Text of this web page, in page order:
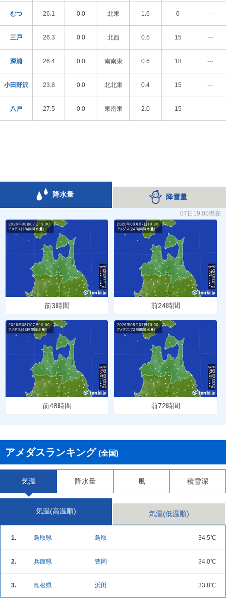
むつ 26.1 0.0 北東 1.6 0 ---
三戸 26.3 0.0 北西 0.5 15 ---
深浦 26.4 0.0 南南東 0.6 18 ---
小田野沢 23.8 0.0 北北東 0.4 15 ---
八戸 27.5 0.0 東南東 2.0 15 ---
降水量 降雪量
07日19:00現在
前3時間 前24時間
前48時間 前72時間
アメダスランキング (全国)
気温 降水量 風 積雪深
気温(高温順) 気温(低温順)
1. 鳥取県 鳥取 34.5℃
2. 兵庫県 豊岡 34.0℃
3. 島根県 浜田 33.8℃